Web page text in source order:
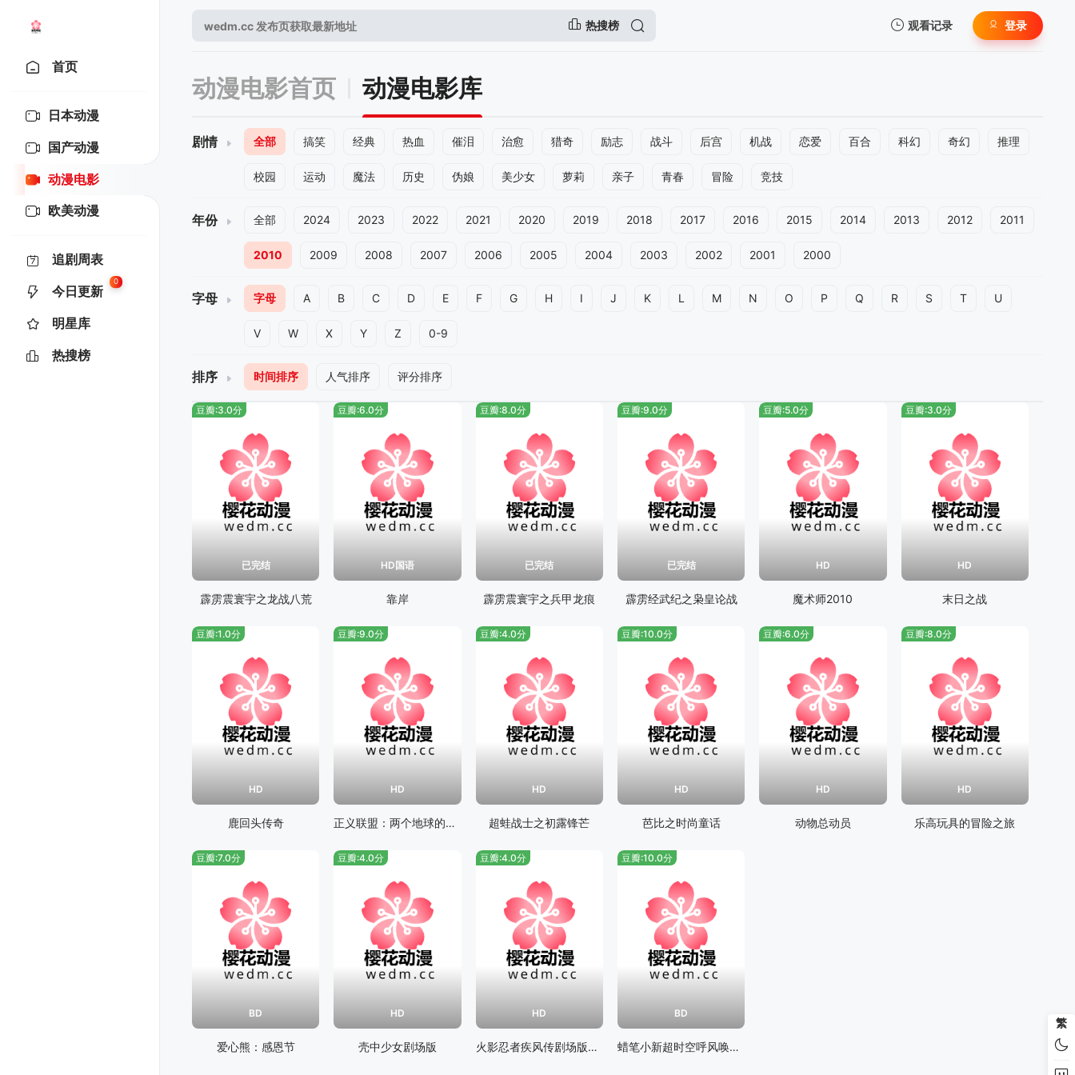
热搜榜 观看记录 登录
首页
日本动漫
国产动漫
动漫电影
欧美动漫
追剧周表
今日更新
0
明星库
热搜榜
动漫电影首页 动漫电影库
剧情 全部 搞笑 经典 热血 催泪 治愈 猎奇 励志 战斗 后宫 机战 恋爱 百合 科幻 奇幻 推理
校园 运动 魔法 历史 伪娘 美少女 萝莉 亲子 青春 冒险 竞技
年份 全部 2024 2023 2022 2021 2020 2019 2018 2017 2016 2015 2014 2013 2012 2011
2010 2009 2008 2007 2006 2005 2004 2003 2002 2001 2000
字母 字母 A B C D E F G H I J K L M N O P Q R S T U
V W X Y Z 0-9
排序 时间排序 人气排序 评分排序
已完结
豆瓣:3.0分
霹雳震寰宇之龙战八荒
HD国语
豆瓣:6.0分
靠岸
已完结
豆瓣:8.0分
霹雳震寰宇之兵甲龙痕
已完结
豆瓣:9.0分
霹雳经武纪之枭皇论战
HD
豆瓣:5.0分
魔术师2010
HD
豆瓣:3.0分
末日之战
HD
豆瓣:1.0分
鹿回头传奇
HD
豆瓣:9.0分
正义联盟：两个地球的危机
HD
豆瓣:4.0分
超蛙战士之初露锋芒
HD
豆瓣:10.0分
芭比之时尚童话
HD
豆瓣:6.0分
动物总动员
HD
豆瓣:8.0分
乐高玩具的冒险之旅
BD
豆瓣:7.0分
爱心熊：感恩节
HD
豆瓣:4.0分
壳中少女剧场版
HD
豆瓣:4.0分
火影忍者疾风传剧场版：失落之塔
BD
豆瓣:10.0分
蜡笔小新超时空呼风唤雨的我的新娘
繁